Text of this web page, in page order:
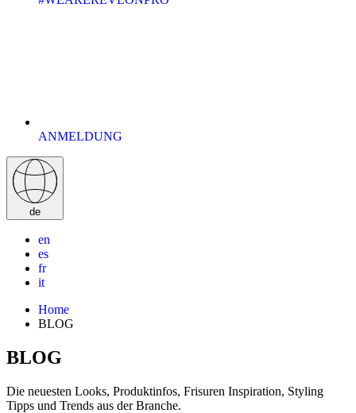
ANMELDUNG
de
en
es
fr
it
Home
BLOG
BLOG
Die neuesten Looks, Produktinfos, Frisuren Inspiration, Styling
Tipps und Trends aus der Branche.